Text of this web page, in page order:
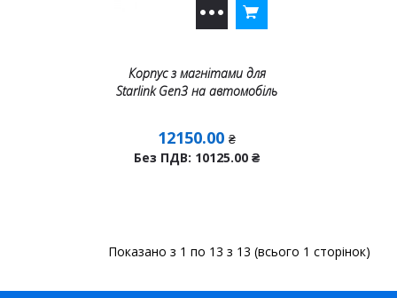
Корпус з магнітами для
Starlink Gen3 на автомобіль
12150.00 ₴
Без ПДВ: 10125.00 ₴
Показано з 1 по 13 з 13 (всього 1 сторінок)